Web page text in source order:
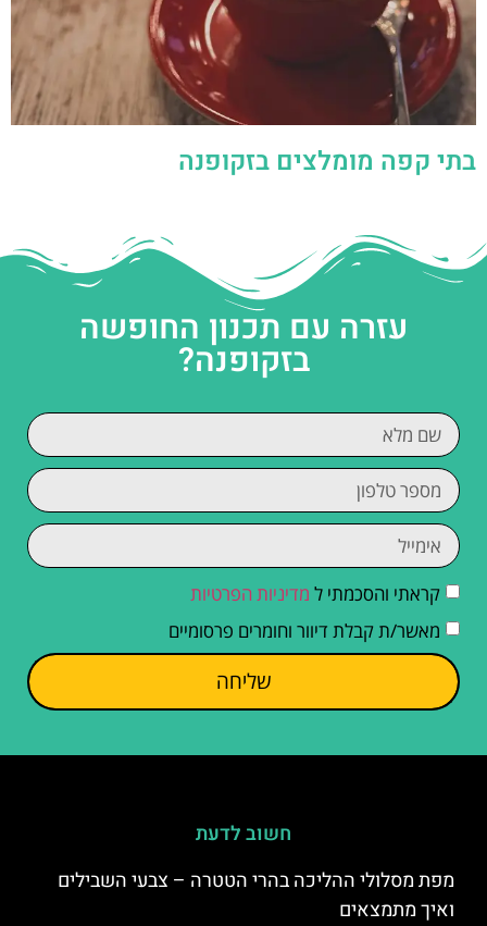
בתי קפה מומלצים בזקופנה
עזרה עם תכנון החופשה
בזקופנה?
קראתי והסכמתי ל מדיניות הפרטיות
מאשר/ת קבלת דיוור וחומרים פרסומיים
שליחה
חשוב לדעת
מפת מסלולי ההליכה בהרי הטטרה – צבעי השבילים
ואיך מתמצאים